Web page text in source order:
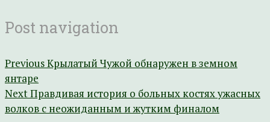
Post navigation
PreviousКрылатый Чужой обнаружен в земном
янтаре
NextПравдивая история о больных костях ужасных
волков с неожиданным и жутким финалом